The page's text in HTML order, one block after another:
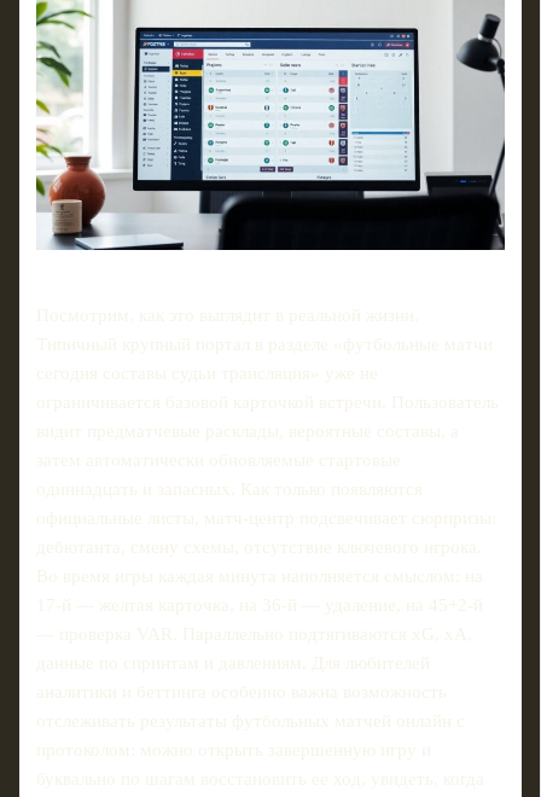
Посмотрим, как это выглядит в реальной жизни.
Типичный крупный портал в разделе «футбольные матчи
сегодня составы судьи трансляция» уже не
ограничивается базовой карточкой встречи. Пользователь
видит предматчевые расклады, вероятные составы, а
затем автоматически обновляемые стартовые
одиннадцать и запасных. Как только появляются
официальные листы, матч‑центр подсвечивает сюрпризы:
дебютанта, смену схемы, отсутствие ключевого игрока.
Во время игры каждая минута наполняется смыслом: на
17‑й — желтая карточка, на 36‑й — удаление, на 45+2‑й
— проверка VAR. Параллельно подтягиваются xG, xA,
данные по спринтам и давлениям. Для любителей
аналитики и беттинга особенно важна возможность
отслеживать результаты футбольных матчей онлайн с
протоколом: можно открыть завершенную игру и
буквально по шагам восстановить ее ход, увидеть, когда